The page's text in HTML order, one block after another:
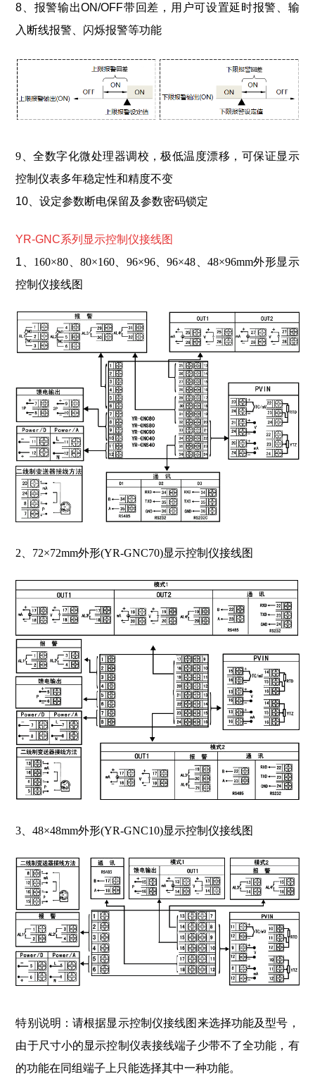
8、报警输出ON/OFF带回差，用户可设置延时报警、输
入断线报警、闪烁报警等功能
9、全数字化微处理器调校，极低温度漂移，可保证显示
控制仪表多年稳定性和精度不变
10、设定参数断电保留及参数密码锁定
YR-GNC系列显示控制仪接线图
1 、160×80、80×160、96×96、96×48、48×96mm外形显示
控制仪接线图
2、72×72mm外形(YR-GNC70)显示控制仪接线图
3、48×48mm外形(YR-GNC10)显示控制仪接线图
特别说明：请根据显示控制仪接线图来选择功能及型号，
由于尺寸小的显示控制仪表接线端子少带不了全功能，有
的功能在同组端子上只能选择其中一种功能。